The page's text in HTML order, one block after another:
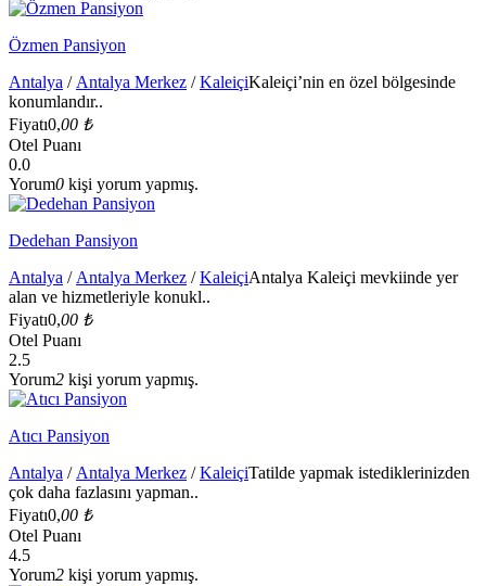
Özmen Pansiyon
Antalya / Antalya Merkez /KaleiçiKaleiçi’nin en özel bölgesinde
konumlandır..
Fiyatı0,00 ₺
Otel Puanı
0.0
Yorum0 kişi yorum yapmış.
Dedehan Pansiyon
Antalya / Antalya Merkez /KaleiçiAntalya Kaleiçi mevkiinde yer
alan ve hizmetleriyle konukl..
Fiyatı0,00 ₺
Otel Puanı
2.5
Yorum2 kişi yorum yapmış.
Atıcı Pansiyon
Antalya / Antalya Merkez /KaleiçiTatilde yapmak istediklerinizden
çok daha fazlasını yapman..
Fiyatı0,00 ₺
Otel Puanı
4.5
Yorum2 kişi yorum yapmış.